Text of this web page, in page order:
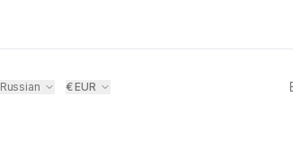
Russian €EUR